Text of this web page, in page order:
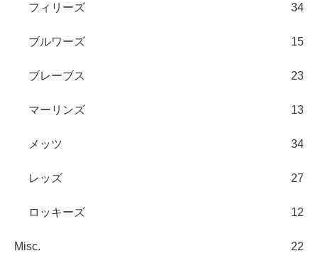
フィリーズ 34
ブルワーズ 15
ブレーブス 23
マーリンズ 13
メッツ 34
レッズ 27
ロッキーズ 12
Misc. 22